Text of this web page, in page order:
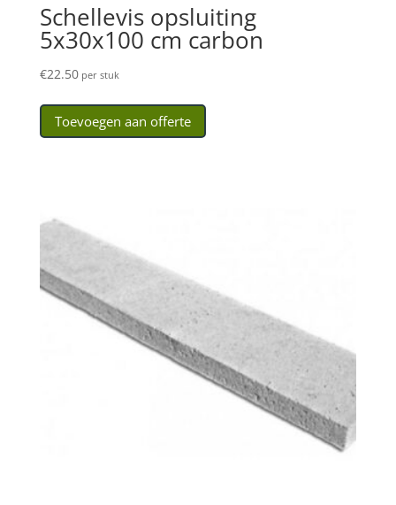
Schellevis opsluiting
5x30x100 cm carbon
€22.50per stuk
Toevoegen aan offerte